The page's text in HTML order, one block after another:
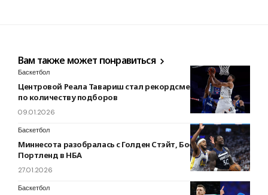
Вам также может понравиться
Баскетбол
Центровой Реала Тавариш стал рекордсменом Евролиги
по количеству подборов
09.01.2026
Баскетбол
Миннесота разобралась с Голден Стэйт, Бостон победил
Портленд в НБА
27.01.2026
Баскетбол